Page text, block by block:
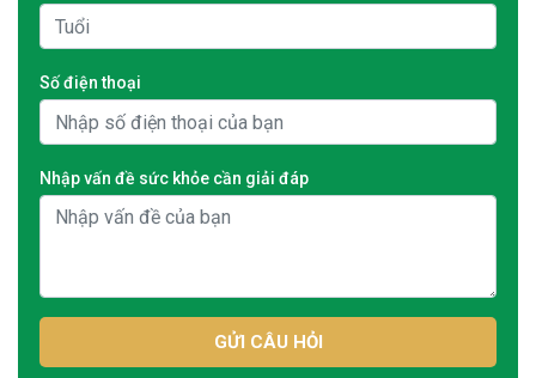
Số điện thoại
Nhập vấn đề sức khỏe cần giải đáp
GỬI CÂU HỎI